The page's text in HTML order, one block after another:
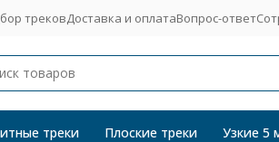
трековДоставка и оплатаВопрос-ответ
треки Плоские треки Узкие 5